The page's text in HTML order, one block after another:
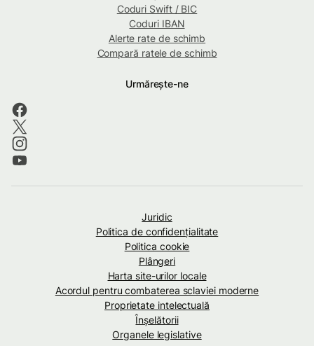
Coduri Swift / BIC
Coduri IBAN
Alerte rate de schimb
Compară ratele de schimb
Urmărește-ne
Juridic
Politica de confidenţialitate
Politica cookie
Plângeri
Harta site-urilor locale
Acordul pentru combaterea sclaviei moderne
Proprietate intelectuală
Înșelătorii
Organele legislative